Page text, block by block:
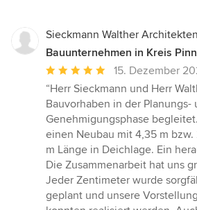
Sieckmann Walther Architekten
Bauunternehmen in Kreis
Durchschnittliche
Bewertung:
5
von
5
Sternen
15. Dezember
“Herr Sieckmann und Herr
Bauvorhaben in der Planungs-
Genehmigungsphase
einen Neubau mit 4,35 m bzw.
m Länge in Deichlage. Ein
Die Zusammenarbeit hat uns
Jeder Zentimeter wurde
geplant und unsere